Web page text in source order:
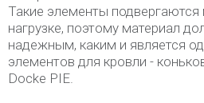
Такие элементы
нагрузке, поэтому материал
надежным, каким и является
элементов для кровли -
Docke PIE.